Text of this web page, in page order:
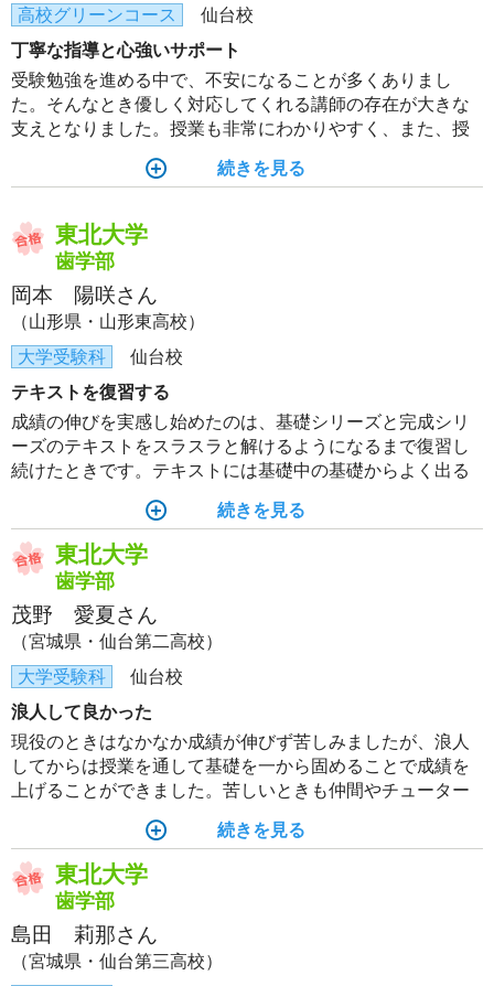
高校グリーンコース
仙台校
丁寧な指導と心強いサポート
受験勉強を進める中で、不安になることが多くありまし
た。そんなとき優しく対応してくれる講師の存在が大きな
支えとなりました。授業も非常にわかりやすく、また、授
た。支えてくださる講師陣やチューターのおかげで合格を
続きを見る
東北大学
歯学部
岡本 陽咲さん
（山形県・山形東高校）
大学受験科
仙台校
テキストを復習する
成績の伸びを実感し始めたのは、基礎シリーズと完成シリ
ーズのテキストをスラスラと解けるようになるまで復習し
続けたときです。テキストには基礎中の基礎からよく出る
すれば入試問題は解けるようになると思います。
続きを見る
東北大学
歯学部
茂野 愛夏さん
（宮城県・仙台第二高校）
大学受験科
仙台校
浪人して良かった
現役のときはなかなか成績が伸びず苦しみましたが、浪人
してからは授業を通して基礎を一から固めることで成績を
上げることができました。苦しいときも仲間やチューター
続きを見る
東北大学
歯学部
島田 莉那さん
（宮城県・仙台第三高校）